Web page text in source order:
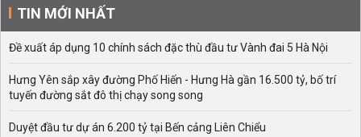
TIN MỚI NHẤT
Đề xuất áp dụng 10 chính sách đặc thù đầu tư Vành đai 5 Hà Nội
Hưng Yên sắp xây đường Phố Hiến - Hưng Hà gần 16.500 tỷ, bố trí
tuyến đường sắt đô thị chạy song song
Duyệt đầu tư dự án 6.200 tỷ tại Bến cảng Liên Chiểu